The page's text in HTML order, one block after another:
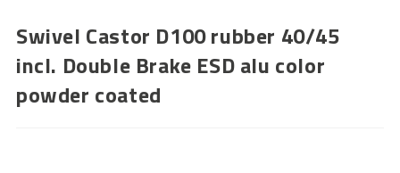
Swivel Castor D100 rubber 40/45
incl. Double Brake ESD alu color
powder coated